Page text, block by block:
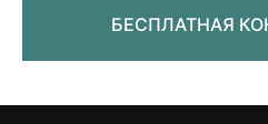
БЕСПЛАТНАЯ